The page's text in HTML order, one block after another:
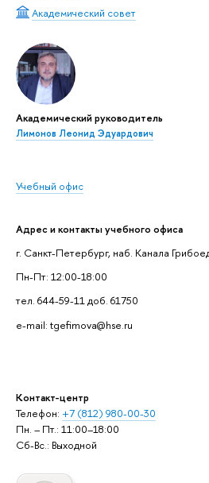
Академический совет
Академический руководитель
Лимонов Леонид Эдуардович
Учебный офис
Адрес и контакты учебного офиса
г. Санкт-Петербург, наб. Канала
Пн-Пт: 12:00-18:00
тел. 644-59-11 доб. 61750
e-mail: tgefimova@hse.ru
Контакт-центр
Телефон: +7 (812) 980-00-30
Пн. – Пт.: 11:00–18:00
Сб-Вс.: Выходной